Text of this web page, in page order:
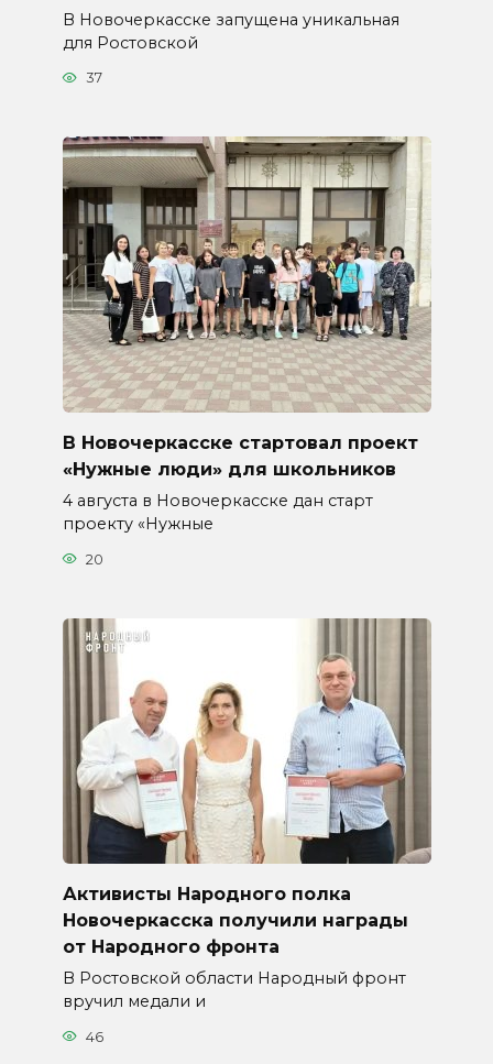
В Новочеркасске запущена уникальная
для Ростовской
37
В Новочеркасске стартовал проект
«Нужные люди» для школьников
4 августа в Новочеркасске дан старт
проекту «Нужные
20
Активисты Народного полка
Новочеркасска получили награды
от Народного фронта
В Ростовской области Народный фронт
вручил медали и
46